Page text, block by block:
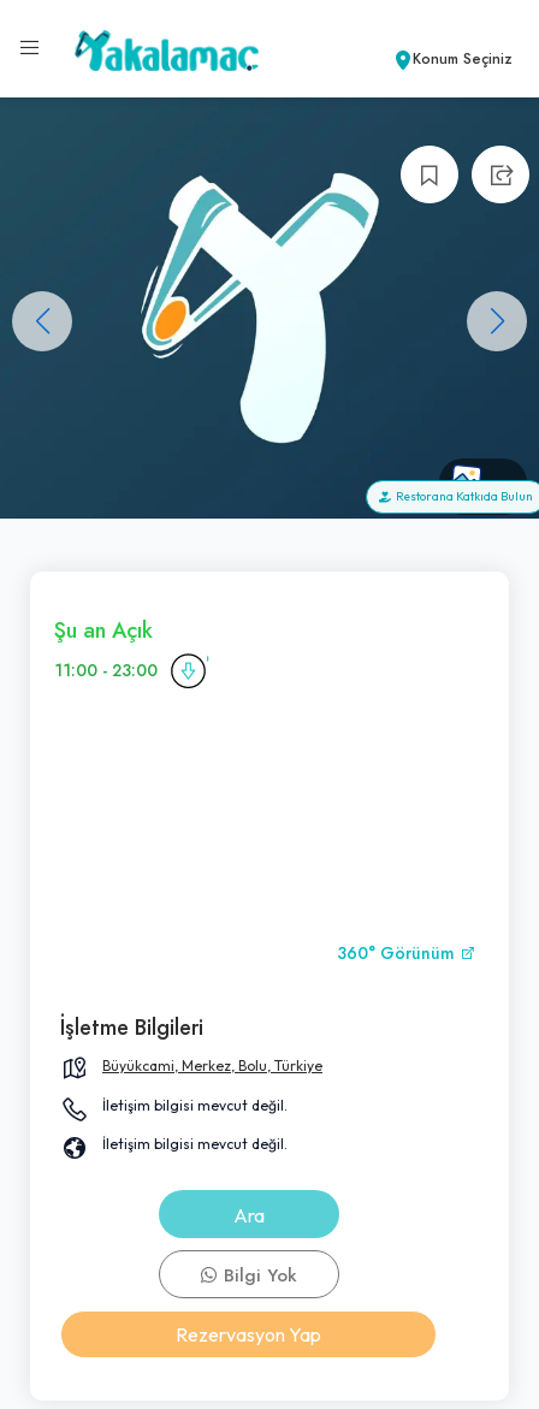
Konum Seçiniz
+0
Restorana Katkıda Bulun
Şu an Açık
11:00 - 23:00
360° Görünüm
İşletme Bilgileri
Büyükcami, Merkez, Bolu, Türkiye
İletişim bilgisi mevcut değil.
İletişim bilgisi mevcut değil.
Ara
Bilgi Yok
Rezervasyon Yap